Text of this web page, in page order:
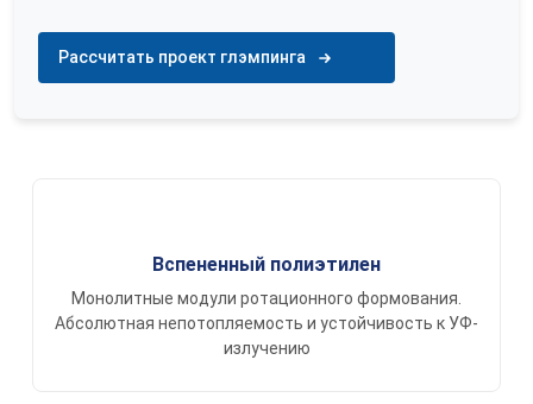
Рассчитать проект глэмпинга
Вспененный полиэтилен
Монолитные модули ротационного формования.
Абсолютная непотопляемость и устойчивость к УФ-
излучению